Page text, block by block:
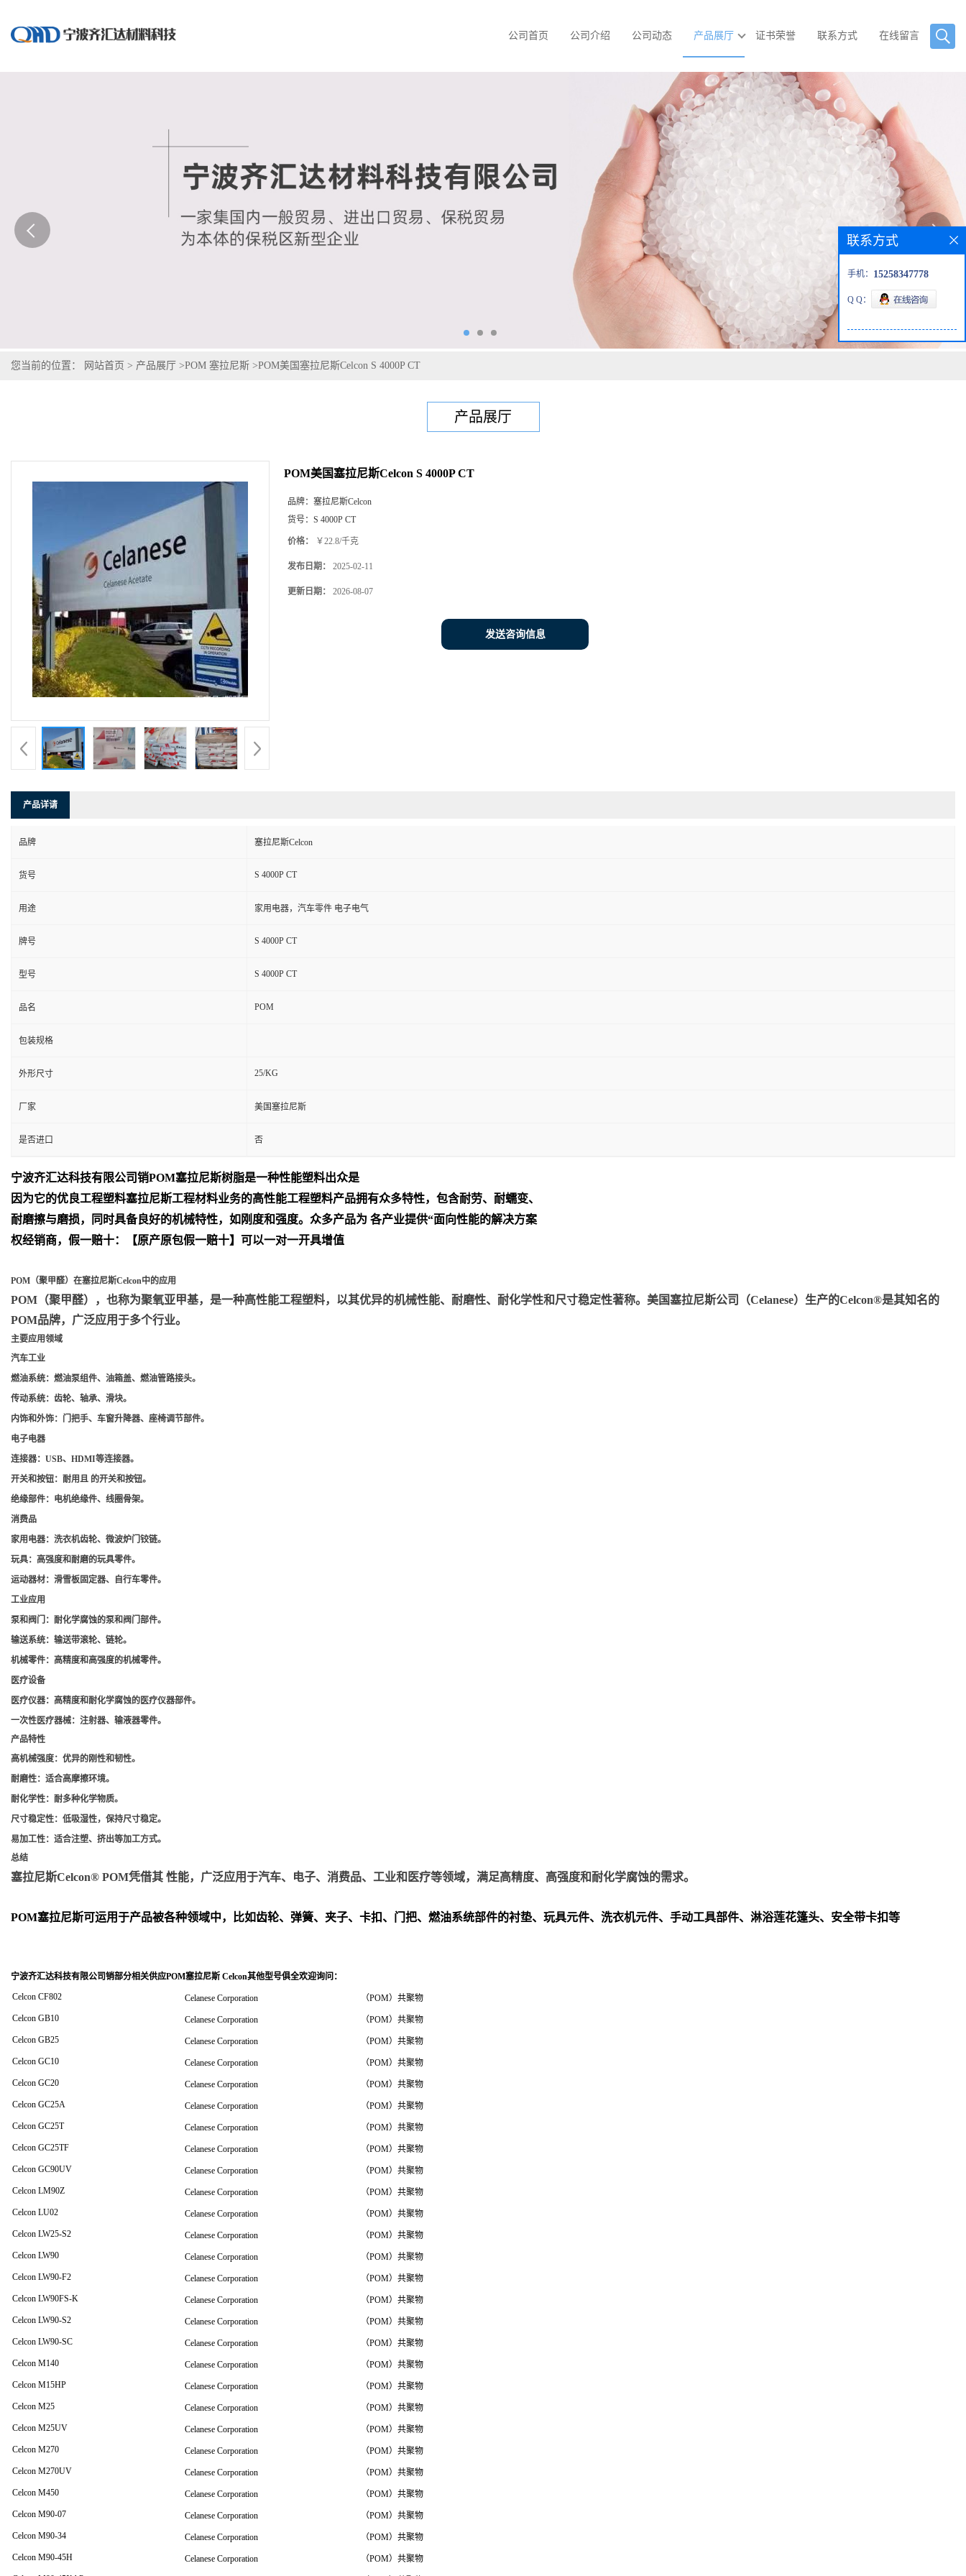
公司首页 公司介绍 公司动态 产品展厅 证书荣誉 联系方式 在线留言
您当前的位置： 网站首页 > 产品展厅 >POM 塞拉尼斯 >POM美国塞拉尼斯Celcon S 4000P CT
产品展厅
POM美国塞拉尼斯Celcon S 4000P CT
品牌： 塞拉尼斯Celcon
货号： S 4000P CT
价格： ￥22.8/千克
发布日期： 2025-02-11
更新日期： 2026-08-07
发送咨询信息
产品详请
品牌 塞拉尼斯Celcon
货号 S 4000P CT
用途 家用电器，汽车零件 电子电气
牌号 S 4000P CT
型号 S 4000P CT
品名 POM
包装规格
外形尺寸 25/KG
厂家 美国塞拉尼斯
是否进口 否
宁波齐汇达科技有限公司销POM塞拉尼斯树脂是一种性能塑料出众是
因为它的优良工程塑料塞拉尼斯工程材料业务的高性能工程塑料产品拥有众多特性，包含耐劳、耐蠕变、
耐磨擦与磨损，同时具备良好的机械特性，如刚度和强度。众多产品为 各产业提供“面向性能的解决方案
权经销商，假一赔十：【原产原包假一赔十】可以一对一开具增值
POM（聚甲醛）在塞拉尼斯Celcon中的应用
POM（聚甲醛）
，也称为聚氧亚甲基，是一种高性能工程塑料，以其优异的机械性能、耐磨性、耐化学性和尺寸稳定性著称。美国塞拉尼斯公司（Celanese）生产的Celcon®是其知名的
POM品牌，广泛应用于多个行业。
主要应用领域
汽车工业
燃油系统：燃油泵组件、油箱盖、燃油管路接头。
传动系统：齿轮、轴承、滑块。
内饰和外饰：门把手、车窗升降器、座椅调节部件。
电子电器
连接器：USB、HDMI等连接器。
开关和按钮：耐用且 的开关和按钮。
绝缘部件：电机绝缘件、线圈骨架。
消费品
家用电器：洗衣机齿轮、微波炉门铰链。
玩具：高强度和耐磨的玩具零件。
运动器材：滑雪板固定器、自行车零件。
工业应用
泵和阀门 ：耐化学腐蚀的泵和阀门部件。
输送系统：输送带滚轮、链轮。
机械零件：高精度和高强度的机械零件。
医疗设备
医疗仪器：高精度和耐化学腐蚀的医疗仪器部件。
一次性医疗器械：注射器、输液器零件。
产品特性
高机械强度：优异的刚性和韧性。
耐磨性：适合高摩擦环境。
耐化学性：耐多种化学物质。
尺寸稳定性：低吸湿性，保持尺寸稳定。
易加工性：适合注塑、挤出等加工方式。
总结
塞拉尼斯Celcon® POM凭借其 性能，广泛应用于汽车、电子、消费品、工业和医疗等领域，满足高精度、高强度和耐化学腐蚀的需求。
POM塞拉尼斯可运用于产品被各种领域中，比如齿轮、弹簧、夹子、卡扣、门把、 燃油系统部件的衬垫、玩具元件、洗衣机元件、手动工具部件、淋浴莲花篷头、安全带卡扣等
宁波齐汇达科技有限公司销部分相关供应POM塞拉尼斯 Celcon其他型号俱全欢迎询问 ：
Celcon CF802
Celanese Corporation
（POM）共聚物
Celcon GB10
Celanese Corporation
（POM）共聚物
Celcon GB25
Celanese Corporation
（POM）共聚物
Celcon GC10
Celanese Corporation
（POM）共聚物
Celcon GC20
Celanese Corporation
（POM）共聚物
Celcon GC25A
Celanese Corporation
（POM）共聚物
Celcon GC25T
Celanese Corporation
（POM）共聚物
Celcon GC25TF
Celanese Corporation
（POM）共聚物
Celcon GC90UV
Celanese Corporation
（POM）共聚物
Celcon LM90Z
Celanese Corporation
（POM）共聚物
Celcon LU02
Celanese Corporation
（POM）共聚物
Celcon LW25-S2
Celanese Corporation
（POM）共聚物
Celcon LW90
Celanese Corporation
（POM）共聚物
Celcon LW90-F2
Celanese Corporation
（POM）共聚物
Celcon LW90FS-K
Celanese Corporation
（POM）共聚物
Celcon LW90-S2
Celanese Corporation
（POM）共聚物
Celcon LW90-SC
Celanese Corporation
（POM）共聚物
Celcon M140
Celanese Corporation
（POM）共聚物
Celcon M15HP
Celanese Corporation
（POM）共聚物
Celcon M25
Celanese Corporation
（POM）共聚物
Celcon M25UV
Celanese Corporation
（POM）共聚物
Celcon M270
Celanese Corporation
（POM）共聚物
Celcon M270UV
Celanese Corporation
（POM）共聚物
Celcon M450
Celanese Corporation
（POM）共聚物
Celcon M90-07
Celanese Corporation
（POM）共聚物
Celcon M90-34
Celanese Corporation
（POM）共聚物
Celcon M90-45H
Celanese Corporation
（POM）共聚物
联系方式
手机： 15258347778
Q Q：